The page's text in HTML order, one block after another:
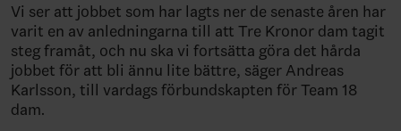
Vi ser att jobbet som har lagts ner de senaste åren har
varit en av anledningarna till att Tre Kronor dam tagit
steg framåt, och nu ska vi fortsätta göra det hårda
jobbet för att bli ännu lite bättre, säger Andreas
Karlsson, till vardags förbundskapten för Team 18
dam.